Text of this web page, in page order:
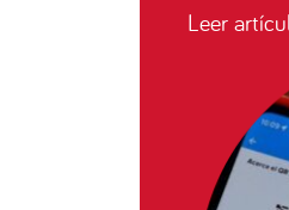
Leer